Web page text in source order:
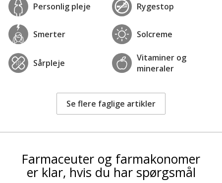
Personlig pleje Rygestop
Smerter Solcreme
Sårpleje
Vitaminer og
mineraler
Se flere faglige artikler
Farmaceuter og farmakonomer
er klar, hvis du har spørgsmål